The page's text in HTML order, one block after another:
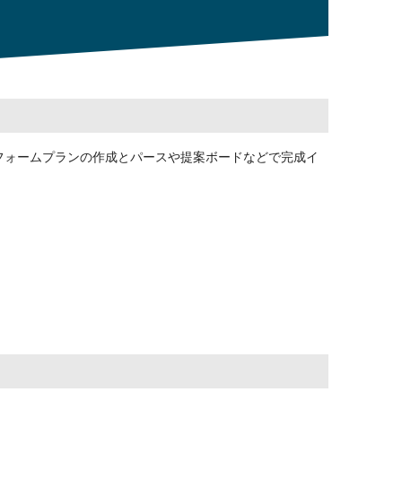
ームプランの作成とパースや提案ボードなどで完成イ